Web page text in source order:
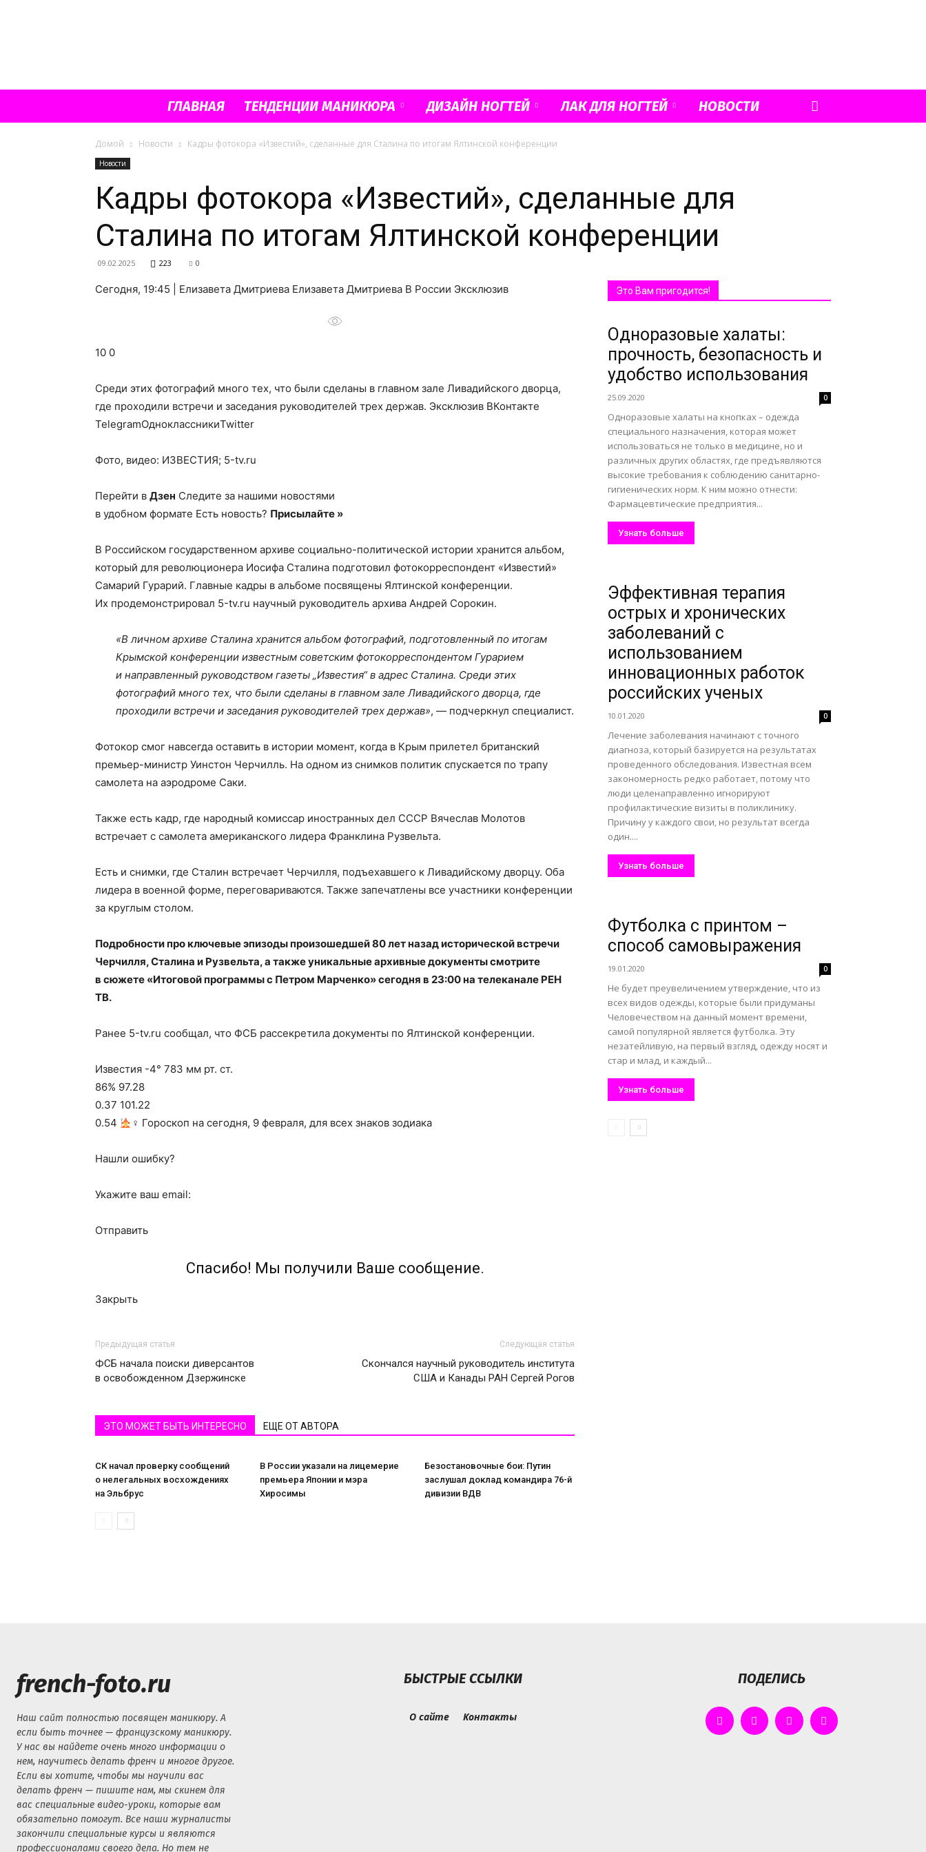
Французский
ГЛАВНАЯ ТЕНДЕНЦИИ МАНИКЮРА ДИЗАЙН НОГТЕЙ ЛАК ДЛЯ НОГТЕЙ НОВОСТИ
Домой Новости Кадры фотокора «Известий», сделанные для Сталина по итогам Ялтинской конференции
Новости
Кадры фотокора «Известий», сделанные для
Сталина по итогам Ялтинской конференции
09.02.2025 223 0
Сегодня, 19:45 | Елизавета Дмитриева Елизавета Дмитриева В России Эксклюзив
10 0
Среди этих фотографий много тех, что были сделаны в главном зале Ливадийского дворца,
где проходили встречи и заседания руководителей трех держав. Эксклюзив ВКонтакте
TelegramОдноклассникиTwitter
Фото, видео: ИЗВЕСТИЯ; 5-tv.ru
Перейти в Дзен Следите за нашими новостями
в удобном формате Есть новость? Присылайте »
В Российском государственном архиве социально-политической истории хранится альбом,
который для революционера Иосифа Сталина подготовил фотокорреспондент «Известий»
Самарий Гурарий. Главные кадры в альбоме посвящены Ялтинской конференции.
Их продемонстрировал 5-tv.ru научный руководитель архива Андрей Сорокин.
«В личном архиве Сталина хранится альбом фотографий, подготовленный по итогам
Крымской конференции известным советским фотокорреспондентом Гурарием
и направленный руководством газеты „Известия“ в адрес Сталина. Среди этих
фотографий много тех, что были сделаны в главном зале Ливадийского дворца, где
проходили встречи и заседания руководителей трех держав», — подчеркнул специалист.
Фотокор смог навсегда оставить в истории момент, когда в Крым прилетел британский
премьер-министр Уинстон Черчилль. На одном из снимков политик спускается по трапу
самолета на аэродроме Саки.
Также есть кадр, где народный комиссар иностранных дел СССР Вячеслав Молотов
встречает с самолета американского лидера Франклина Рузвельта.
Есть и снимки, где Сталин встречает Черчилля, подъехавшего к Ливадийскому дворцу. Оба
лидера в военной форме, переговариваются. Также запечатлены все участники конференции
за круглым столом.
Подробности про ключевые эпизоды произошедшей 80 лет назад исторической встречи
Черчилля, Сталина и Рузвельта, а также уникальные архивные документы смотрите
в сюжете «Итоговой программы с Петром Марченко» сегодня в 23:00 на телеканале РЕН
ТВ.
Ранее 5-tv.ru сообщал, что ФСБ рассекретила документы по Ялтинской конференции.
Известия -4° 783 мм рт. ст.
86% 97.28
0.37 101.22
0.54
‍♀ Гороскоп на сегодня, 9 февраля, для всех знаков зодиака
Нашли ошибку?
Укажите ваш email:
Отправить
Спасибо! Мы получили Ваше сообщение.
Закрыть
Предыдущая статья
ФСБ начала поиски диверсантов
в освобожденном Дзержинске
Следующая статья
Скончался научный руководитель института
США и Канады РАН Сергей Рогов
ЭТО МОЖЕТ БЫТЬ ИНТЕРЕСНО ЕЩЕ ОТ АВТОРА
СК начал проверку сообщений
о нелегальных восхождениях
на Эльбрус
В России указали на лицемерие
премьера Японии и мэра
Хиросимы
Безостановочные бои: Путин
заслушал доклад командира 76-й
дивизии ВДВ
Это Вам пригодится!
Одноразовые халаты:
прочность, безопасность и
удобство использования
25.09.2020 0
Одноразовые халаты на кнопках – одежда
специального назначения, которая может
использоваться не только в медицине, но и
различных других областях, где предъявляются
высокие требования к соблюдению санитарно-
гигиенических норм. К ним можно отнести:
Фармацевтические предприятия...
Узнать больше
Эффективная терапия
острых и хронических
заболеваний с
использованием
инновационных работок
российских ученых
10.01.2020 0
Лечение заболевания начинают с точного
диагноза, который базируется на результатах
проведенного обследования. Известная всем
закономерность редко работает, потому что
люди целенаправленно игнорируют
профилактические визиты в поликлинику.
Причину у каждого свои, но результат всегда
один....
Узнать больше
Футболка с принтом –
способ самовыражения
19.01.2020 0
Не будет преувеличением утверждение, что из
всех видов одежды, которые были придуманы
Человечеством на данный момент времени,
самой популярной является футболка. Эту
незатейливую, на первый взгляд, одежду носят и
стар и млад, и каждый...
Узнать больше
french-foto.ru
Наш сайт полностью посвящен маникюру. А
если быть точнее — французскому маникюру.
У нас вы найдете очень много информации о
нем, научитесь делать френч и многое другое.
Если вы хотите, чтобы мы научили вас
делать френч — пишите нам, мы скинем для
вас специальные видео-уроки, которые вам
обязательно помогут. Все наши журналисты
закончили специальные курсы и являются
профессионалами своего дела. Но тем не
БЫСТРЫЕ ССЫЛКИ
О сайте Контакты
ПОДЕЛИСЬ